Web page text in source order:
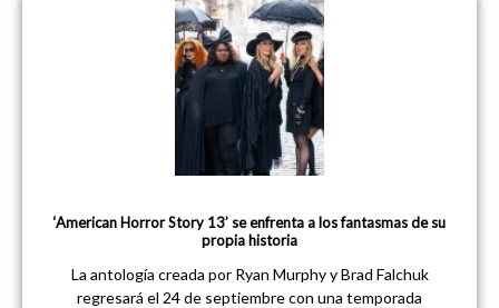
‘American Horror Story 13’ se enfrenta a los fantasmas de su
propia historia
La antología creada por Ryan Murphy y Brad Falchuk
regresará el 24 de septiembre con una temporada